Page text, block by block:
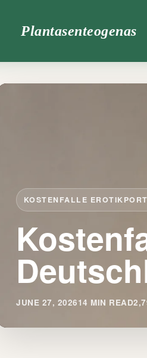
Plantasenteogenas
KOSTENFALLE
JUNE 27, 202614 MIN READ